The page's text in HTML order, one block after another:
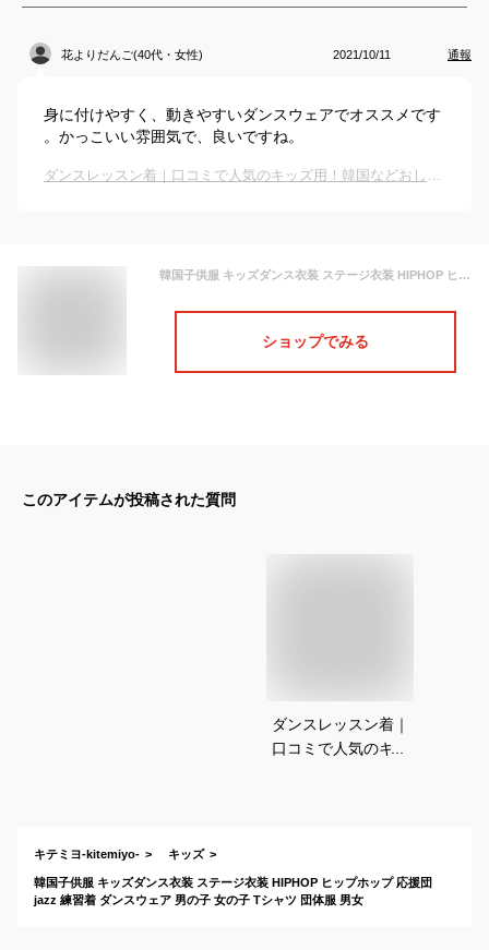
花よりだんご(40代・女性) 2021/10/11 通報
身に付けやすく、動きやすいダンスウェアでオススメです
。かっこいい雰囲気で、良いですね。
ダンスレッスン着｜口コミで人気のキッズ用！韓国などおしゃれな練習服のおすすめは？
韓国子供服 キッズダンス衣装 ステージ衣装 HIPHOP ヒップホップ 応援団 jazz 練習着 ダンスウェア 男の子 女の子 Tシャツ 団体服 男女
ショップでみる
このアイテムが投稿された質問
ダンスレッスン着｜
口コミで人気のキッ
キテミヨ-kitemiyo- キッズ
韓国子供服 キッズダンス衣装 ステージ衣装 HIPHOP ヒップホップ 応援団
jazz 練習着 ダンスウェア 男の子 女の子 Tシャツ 団体服 男女